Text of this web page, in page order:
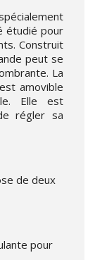
étudié pour
Construit
peut se
La
amovible
Elle est
régler sa
de deux
pour